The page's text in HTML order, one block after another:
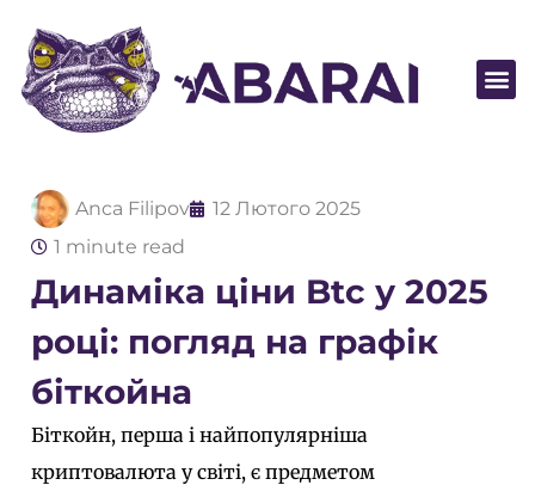
Anca Filipov
12 Лютого 2025
1 minute read
Динаміка ціни Btc у 2025
році: погляд на графік
біткойна
Біткойн, перша і найпопулярніша
криптовалюта у світі, є предметом